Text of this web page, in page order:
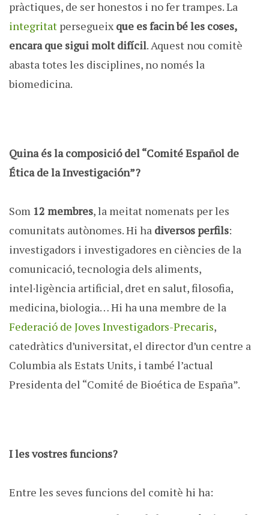
pràctiques, de ser honestos i no fer trampes. La
integritat persegueix que es facin bé les coses,
encara que sigui molt difícil. Aquest nou comitè
abasta totes les disciplines, no només la
biomedicina.
Quina és la composició del “Comité Español de
Ética de la Investigación”?
Som 12 membres, la meitat nomenats per les
comunitats autònomes. Hi ha diversos perfils:
investigadors i investigadores en ciències de la
comunicació, tecnologia dels aliments,
intel·ligència artificial, dret en salut, filosofia,
medicina, biologia… Hi ha una membre de la
Federació de Joves Investigadors-Precaris,
catedràtics d’universitat, el director d’un centre a
Columbia als Estats Units, i també l’actual
Presidenta del “Comité de Bioética de España”.
I les vostres funcions?
Entre les seves funcions del comitè hi ha: